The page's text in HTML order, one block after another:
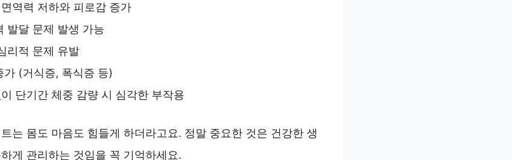
역력 저하와 피로감 증가
발달 문제 발생 가능
리적 문제 유발
가 (거식증, 폭식증 등)
단기간 체중 감량 시 심각한 부작용
는 몸도 마음도 힘들게 하더라고요. 정말 중요한 것은 건강한 생
게 관리하는 것임을 꼭 기억하세요.